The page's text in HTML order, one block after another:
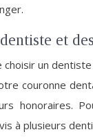
et
un
couronne
honoraires.
à plusieurs